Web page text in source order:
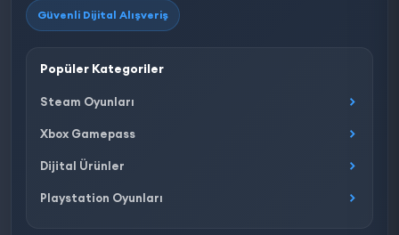
Güvenli Dijital Alışveriş
Popüler Kategoriler
Steam Oyunları
Xbox Gamepass
Dijital Ürünler
Playstation Oyunları